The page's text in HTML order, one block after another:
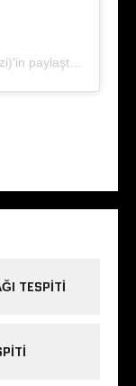
Çözüm Tesisat (@cozumtesisatmerkezi)'in paylaştığı bir gönderi
TESPITI